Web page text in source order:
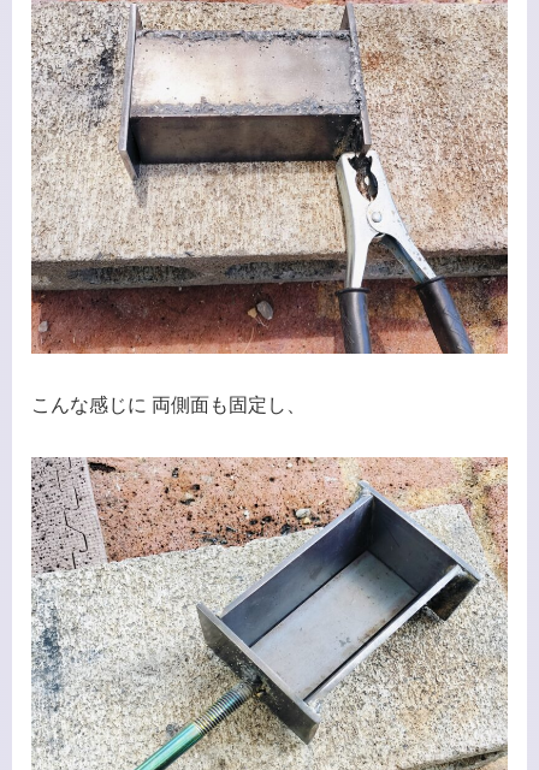
こんな感じに 両側面も固定し、